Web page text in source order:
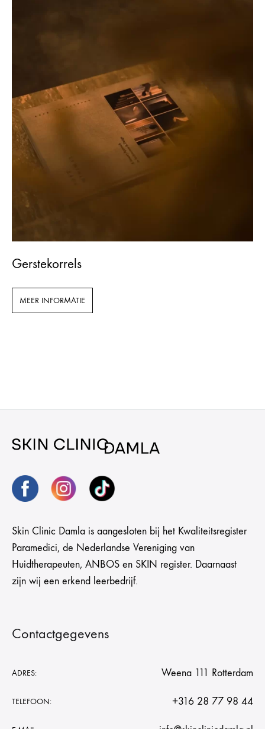
Gerstekorrels
MEER INFORMATIE
Skin Clinic Damla is aangesloten bij het Kwaliteitsregister
Paramedici, de Nederlandse Vereniging van
Huidtherapeuten, ANBOS en SKIN register. Daarnaast
zijn wij een erkend leerbedrijf.
Contactgegevens
ADRES: Weena 111 Rotterdam
TELEFOON: +316 28 77 98 44